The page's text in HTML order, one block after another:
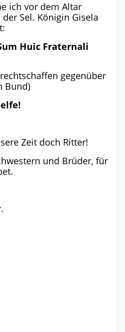
ich vor dem Altar
Sel. Königin Gisela
Huic Fraternali
gegenüber
Bund)
Zeit doch Ritter!
und Brüder, für